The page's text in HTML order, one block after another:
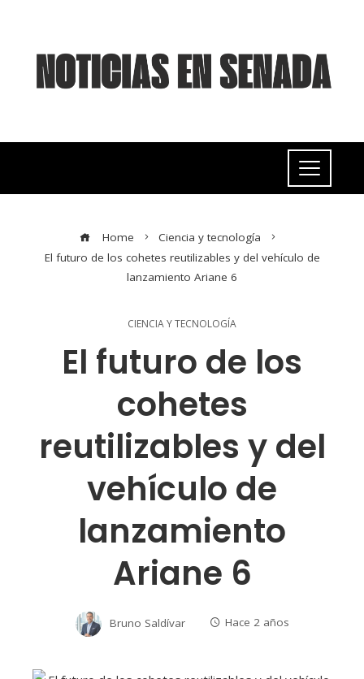
Home
Ciencia y tecnología
El futuro de los cohetes reutilizables y del vehículo de
lanzamiento Ariane 6
CIENCIA Y TECNOLOGÍA
El futuro de los
cohetes
reutilizables y del
vehículo de
lanzamiento
Ariane 6
Bruno Saldívar Hace 2 años